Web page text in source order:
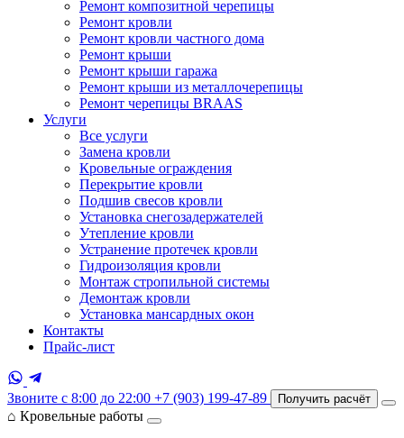
Ремонт композитной черепицы
Ремонт кровли
Ремонт кровли частного дома
Ремонт крыши
Ремонт крыши гаража
Ремонт крыши из металлочерепицы
Ремонт черепицы BRAAS
Услуги
Все услуги
Замена кровли
Кровельные ограждения
Перекрытие кровли
Подшив свесов кровли
Установка снегозадержателей
Утепление кровли
Устранение протечек кровли
Гидроизоляция кровли
Монтаж стропильной системы
Демонтаж кровли
Установка мансардных окон
Контакты
Прайс-лист
Звоните с 8:00 до 22:00 +7 (903) 199-47-89 Получить расчёт
⌂ Кровельные работы